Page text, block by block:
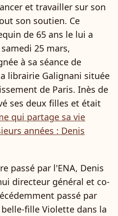
et travailler sur son
son soutien. Ce
de 65 ans le lui a
25 mars,
à sa séance de
librairie Galignani située
de Paris. Inès de
ses deux filles et était
qui partage sa vie
années : Denis
passé par l'ENA, Denis
directeur général et co-
passé par
fille Violette dans la